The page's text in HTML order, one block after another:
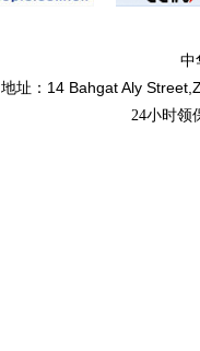
中
地址： 14 Bahgat Aly
24小时领